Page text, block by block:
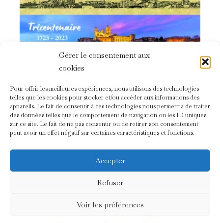
Gérer le consentement aux
cookies
Pour offrir les meilleures expériences, nous utilisons des technologies
telles que les cookies pour stocker et/ou accéder aux informations des
appareils. Le fait de consentir à ces technologies nous permettra de traiter
des données telles que le comportement de navigation ou les ID uniques
sur ce site. Le fait de ne pas consentir ou de retirer son consentement
peut avoir un effet négatif sur certaines caractéristiques et fonctions.
Accepter
Refuser
Voir les préférences